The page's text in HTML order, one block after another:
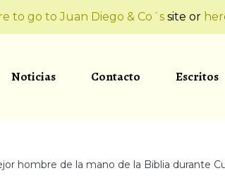
to go to Juan Diego & Co´s site or
Noticias Contacto Escritos
hombre de la mano de la Biblia durante